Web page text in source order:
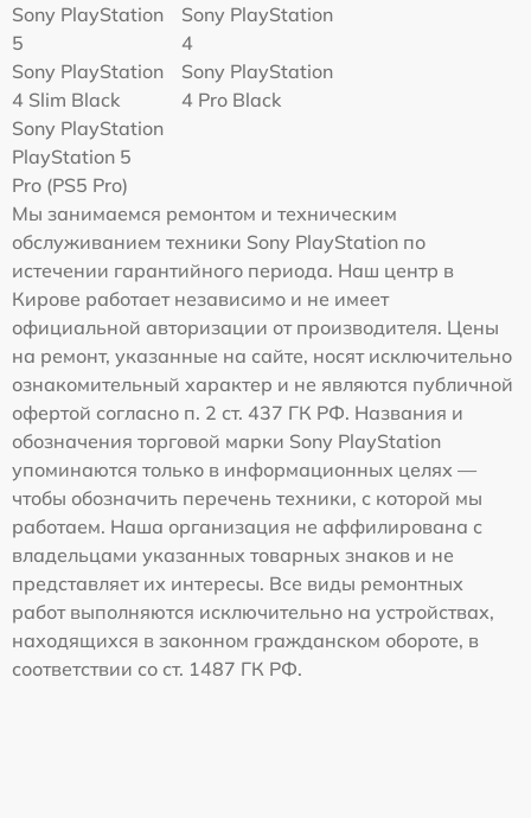
Sony PlayStation
5
Sony PlayStation
4
Sony PlayStation
4 Slim Black
Sony PlayStation
4 Pro Black
Sony PlayStation
PlayStation 5
Pro (PS5 Pro)
Мы занимаемся ремонтом и техническим
обслуживанием техники Sony PlayStation по
истечении гарантийного периода. Наш центр в
Кирове работает независимо и не имеет
официальной авторизации от производителя. Цены
на ремонт, указанные на сайте, носят исключительно
ознакомительный характер и не являются публичной
офертой согласно п. 2 ст. 437 ГК РФ. Названия и
обозначения торговой марки Sony PlayStation
упоминаются только в информационных целях —
чтобы обозначить перечень техники, с которой мы
работаем. Наша организация не аффилирована с
владельцами указанных товарных знаков и не
представляет их интересы. Все виды ремонтных
работ выполняются исключительно на устройствах,
находящихся в законном гражданском обороте, в
соответствии со ст. 1487 ГК РФ.